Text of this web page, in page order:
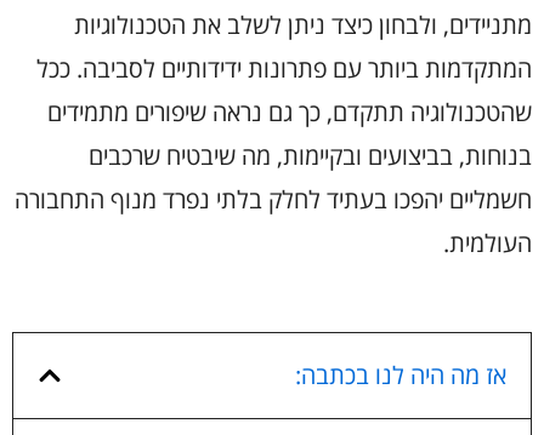
מתניידים, ולבחון כיצד ניתן לשלב את הטכנולוגיות
המתקדמות ביותר עם פתרונות ידידותיים לסביבה. ככל
שהטכנולוגיה תתקדם, כך גם נראה שיפורים מתמידים
בנוחות, בביצועים ובקיימות, מה שיבטיח שרכבים
חשמליים יהפכו בעתיד לחלק בלתי נפרד מנוף התחבורה
העולמית.
אז מה היה לנו בכתבה: